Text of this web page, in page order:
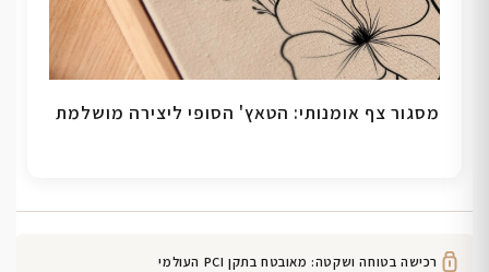
מסגור צף אומנותי: הטאץ' הסופי ליצירה מושלמת
רכישה בטוחה ושקטה: מאובטח בתקן PCI העולמי